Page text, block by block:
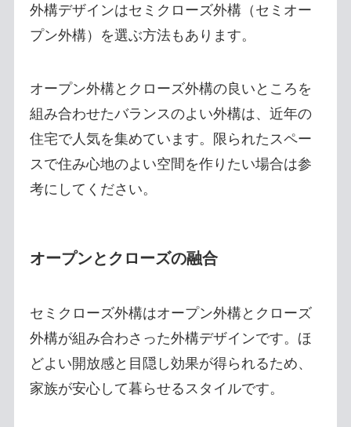
外構デザインはセミクローズ外構（セミオー
プン外構）を選ぶ方法もあります。
オープン外構とクローズ外構の良いところを
組み合わせたバランスのよい外構は、近年の
住宅で人気を集めています。限られたスペー
スで住み心地のよい空間を作りたい場合は参
考にしてください。
オープンとクローズの融合
セミクローズ外構はオープン外構とクローズ
外構が組み合わさった外構デザインです。ほ
どよい開放感と目隠し効果が得られるため、
家族が安心して暮らせるスタイルです。